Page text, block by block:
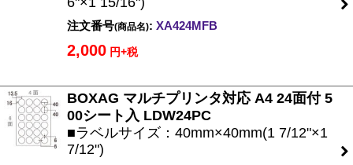
注文番号(商品名): XA424MFB
2,000 円+税
BOXAG マルチプリンタ対応 A4 24面付 5
00シート入 LDW24PC
■ラベルサイズ：40mm×40mm(1 7/12"×1
7/12")